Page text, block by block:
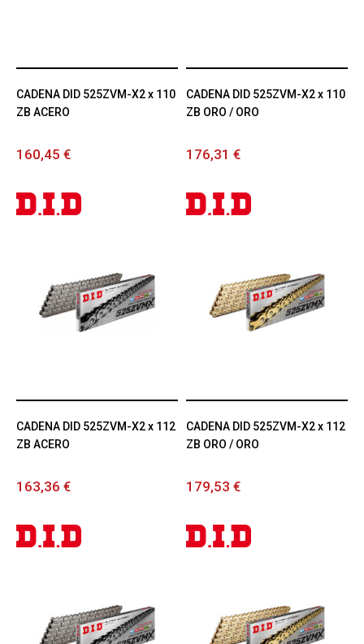
CADENA DID 525ZVM-X2 x 110
ZB ACERO
160,45 €
CADENA DID 525ZVM-X2 x 110
ZB ORO / ORO
176,31 €
CADENA DID 525ZVM-X2 x 112
ZB ACERO
163,36 €
CADENA DID 525ZVM-X2 x 112
ZB ORO / ORO
179,53 €